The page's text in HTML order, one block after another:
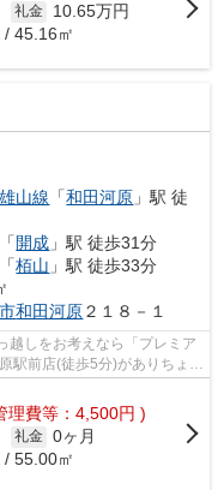
礼金
10.65万円
45.16㎡
山線 「和田河原 」駅 徒
「開成 」駅 徒歩31分
「栢山 」駅 徒歩33分
和田河原２１８－１
越しをお考えなら「プレミア
駅前店(徒歩5分)がありちょっ
理費等：4,500円 )
礼金 0ヶ月
/ 55.00㎡